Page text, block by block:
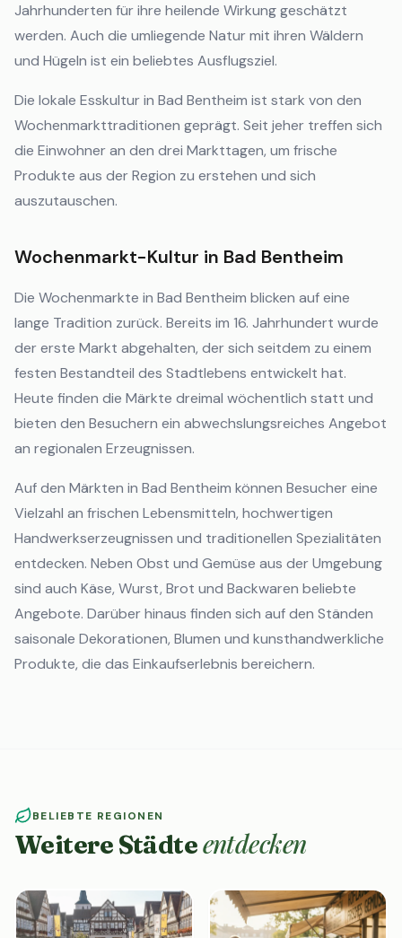
Jahrhunderten für ihre heilende Wirkung geschätzt
werden. Auch die umliegende Natur mit ihren Wäldern
und Hügeln ist ein beliebtes Ausflugsziel.
Die lokale Esskultur in Bad Bentheim ist stark von den
Wochenmarkttraditionen geprägt. Seit jeher treffen sich
die Einwohner an den drei Markttagen, um frische
Produkte aus der Region zu erstehen und sich
auszutauschen.
Wochenmarkt-Kultur in Bad Bentheim
Die Wochenmarkte in Bad Bentheim blicken auf eine
lange Tradition zurück. Bereits im 16. Jahrhundert wurde
der erste Markt abgehalten, der sich seitdem zu einem
festen Bestandteil des Stadtlebens entwickelt hat.
Heute finden die Märkte dreimal wöchentlich statt und
bieten den Besuchern ein abwechslungsreiches Angebot
an regionalen Erzeugnissen.
Auf den Märkten in Bad Bentheim können Besucher eine
Vielzahl an frischen Lebensmitteln, hochwertigen
Handwerkserzeugnissen und traditionellen Spezialitäten
entdecken. Neben Obst und Gemüse aus der Umgebung
sind auch Käse, Wurst, Brot und Backwaren beliebte
Angebote. Darüber hinaus finden sich auf den Ständen
saisonale Dekorationen, Blumen und kunsthandwerkliche
Produkte, die das Einkaufserlebnis bereichern.
BELIEBTE REGIONEN
Weitere Städteentdecken